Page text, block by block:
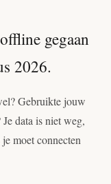
gegaan
2026.
Gebruikte jouw
data is niet weg,
moet connecten